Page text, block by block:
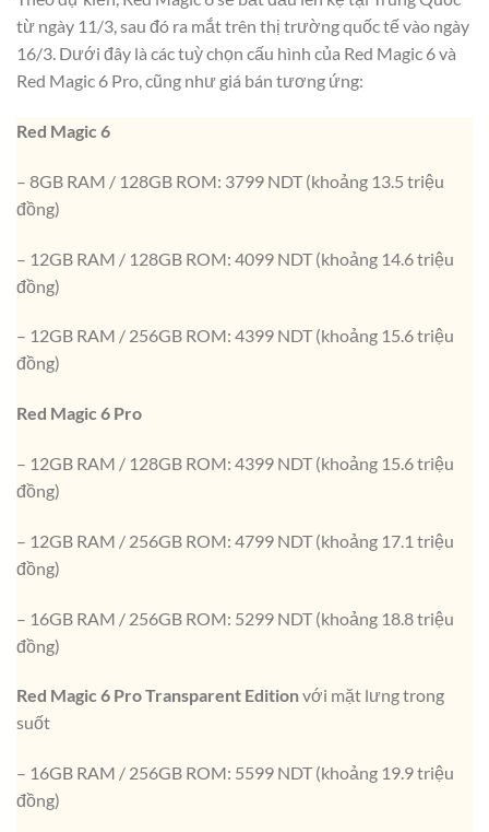
từ ngày 11/3, sau đó ra mắt trên thị trường quốc tế vào ngày
16/3. Dưới đây là các tuỳ chọn cấu hình của Red Magic 6 và
Red Magic 6 Pro, cũng như giá bán tương ứng:
Red Magic 6
– 8GB RAM / 128GB ROM: 3799 NDT (khoảng 13.5 triệu
đồng)
– 12GB RAM / 128GB ROM: 4099 NDT (khoảng 14.6 triệu
đồng)
– 12GB RAM / 256GB ROM: 4399 NDT (khoảng 15.6 triệu
đồng)
Red Magic 6 Pro
– 12GB RAM / 128GB ROM: 4399 NDT (khoảng 15.6 triệu
đồng)
– 12GB RAM / 256GB ROM: 4799 NDT (khoảng 17.1 triệu
đồng)
– 16GB RAM / 256GB ROM: 5299 NDT (khoảng 18.8 triệu
đồng)
Red Magic 6 Pro Transparent Editionvới mặt lưng trong
suốt
– 16GB RAM / 256GB ROM: 5599 NDT (khoảng 19.9 triệu
đồng)